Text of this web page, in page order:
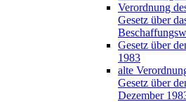
Verordnung
Gesetz über
Gesetz über
1983
alte
Gesetz über
Dezember